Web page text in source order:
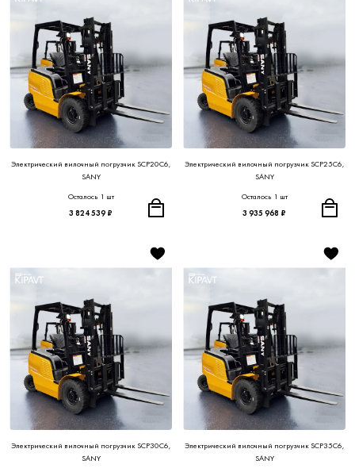
Электрический вилочный погрузчик SCP20C6,
SANY
Осталось 1 шт
3 824 539 ₽
Электрический вилочный погрузчик SCP25C6,
SANY
Осталось 1 шт
3 935 968 ₽
Электрический вилочный погрузчик SCP30C6,
SANY
Электрический вилочный погрузчик SCP35C6,
SANY